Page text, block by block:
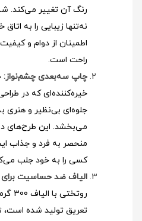
رنگ آن تغییر می‌کند.
نه‌تنها زیبایی را به
اطمینان از دوام و کیفیت
راحت است.
چاپ سه‌بعدی چشم‌نواز:
خیره‌کننده‌ای که در
جلوه‌ای بی‌نظیر و هنری
می‌بخشد. این طرح‌های
منحصر به فرد و جذاب
کسی را به خود جلب
الیاف ضد حساسیت برای
تعریق تولید شده است،